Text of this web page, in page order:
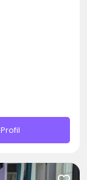
Profil